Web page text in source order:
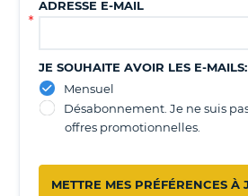
ADRESSE E-MAIL
JE SOUHAITE AVOIR LES E-MAILS:
Mensuel
Désabonnement. Je ne suis
offres promotionnelles.
METTRE MES PRÉFÉRENCES À